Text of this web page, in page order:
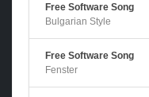
Free Software Song
Bulgarian Style
Free Software Song
Fenster